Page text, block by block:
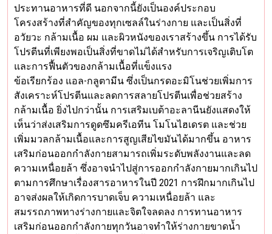
ประทานอาหารที่ดี นอกจากนี้ยังเป็นองค์ประกอบ
โครงสร้างที่สำคัญของทุกเซลล์ในร่างกาย และเป็นสิ่งที่
อวัยวะ กล้ามเนื้อ ผม และผิวหนังของเราสร้างขึ้น การได้รับ
โปรตีนที่เพียงพอเป็นสิ่งที่ขาดไม่ได้สำหรับการเจริญเติบโต
และการฟื้นตัวของกล้ามเนื้อที่แข็งแรง
ข้อเรียกร้อง แอล-กลูตามีน ซึ่งเป็นกรดอะมิโนช่วยเพิ่มการ
สังเคราะห์โปรตีนและลดการสลายโปรตีนเพื่อช่วยสร้าง
กล้ามเนื้อ ยิ่งไปกว่านั้น การเสริมเบต้าอะลานีนยังแสดงให้
เห็นว่าส่งเสริมการดูดซึมครีเอทีน โมโนไฮเดรต และช่วย
เพิ่มมวลกล้ามเนื้อและการสูญเสียไขมันได้มากขึ้น อาหาร
เสริมก่อนออกกำลังกายสามารถเพิ่มระดับพลังงานและลด
ความเหนื่อยล้า ซึ่งอาจนำไปสู่การออกกำลังกายมากเกินไป
ตามการศึกษาเรื่องสารอาหารในปี 2021 การฝึกมากเกินไป
อาจส่งผลให้เกิดการบาดเจ็บ ความเหนื่อยล้า และ
สมรรถภาพทางร่างกายและจิตใจลดลง การทานอาหาร
เสริมก่อนออกกำลังกายทุกวันอาจทำให้ร่างกายขาดน้ำ